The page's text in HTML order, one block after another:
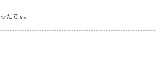
たです。